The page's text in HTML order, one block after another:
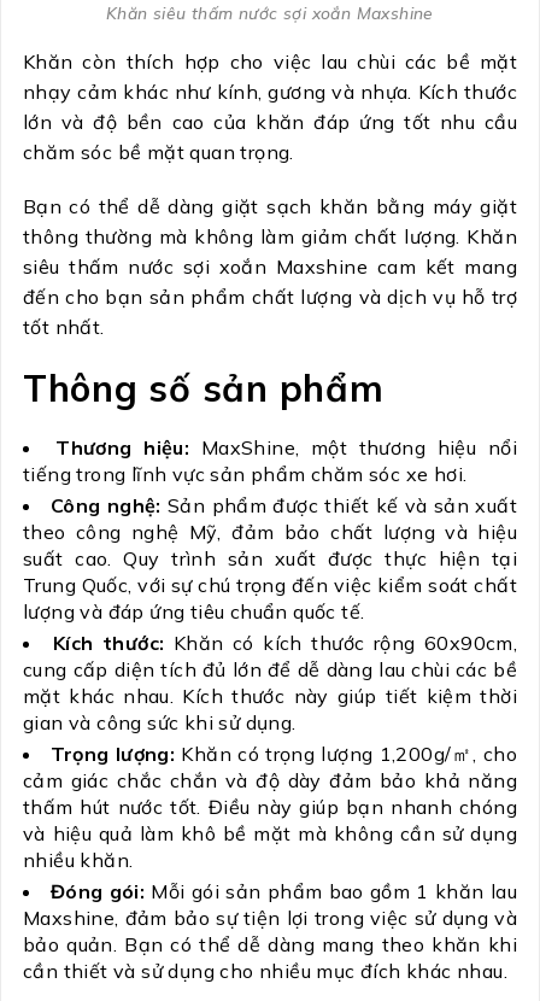
Khăn siêu thấm nước sợi xoắn Maxshine
Khăn còn thích hợp cho việc lau chùi các bề mặt
nhạy cảm khác như kính, gương và nhựa. Kích thước
lớn và độ bền cao của khăn đáp ứng tốt nhu cầu
chăm sóc bề mặt quan trọng.
Bạn có thể dễ dàng giặt sạch khăn bằng máy giặt
thông thường mà không làm giảm chất lượng. Khăn
siêu thấm nước sợi xoắn Maxshine cam kết mang
đến cho bạn sản phẩm chất lượng và dịch vụ hỗ trợ
tốt nhất.
Thông số sản phẩm
Thương hiệu: MaxShine, một thương hiệu nổi
tiếng trong lĩnh vực sản phẩm chăm sóc xe hơi.
Công nghệ:Sản phẩm được thiết kế và sản xuất
theo công nghệ Mỹ, đảm bảo chất lượng và hiệu
suất cao. Quy trình sản xuất được thực hiện tại
Trung Quốc, với sự chú trọng đến việc kiểm soát chất
lượng và đáp ứng tiêu chuẩn quốc tế.
Kích thước: Khăn có kích thước rộng 60x90cm,
cung cấp diện tích đủ lớn để dễ dàng lau chùi các bề
mặt khác nhau. Kích thước này giúp tiết kiệm thời
gian và công sức khi sử dụng.
Trọng lượng: Khăn có trọng lượng 1,200g/㎡, cho
cảm giác chắc chắn và độ dày đảm bảo khả năng
thấm hút nước tốt. Điều này giúp bạn nhanh chóng
và hiệu quả làm khô bề mặt mà không cần sử dụng
nhiều khăn.
Đóng gói: Mỗi gói sản phẩm bao gồm 1 khăn lau
Maxshine, đảm bảo sự tiện lợi trong việc sử dụng và
bảo quản. Bạn có thể dễ dàng mang theo khăn khi
cần thiết và sử dụng cho nhiều mục đích khác nhau.